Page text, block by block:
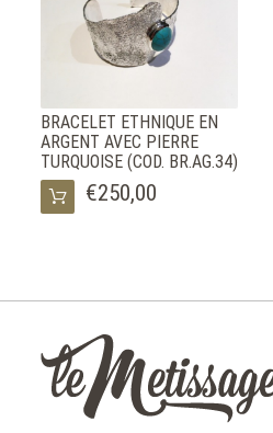
BRACELET ETHNIQUE EN
ARGENT AVEC PIERRE
TURQUOISE (COD. BR.AG.34)
€250,00